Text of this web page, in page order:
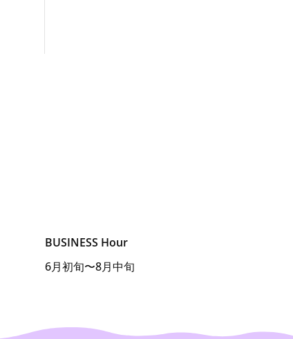
BUSINESS Hour
6月初旬〜8月中旬